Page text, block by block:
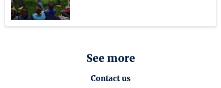
See more
Contact us